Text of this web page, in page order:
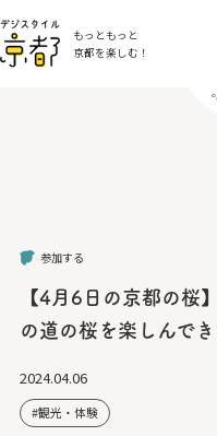
もっともっと
京都を楽しむ！
参加する
【4月6日の京都の桜
の道の桜を楽しんで
2024.04.06
観光・体験